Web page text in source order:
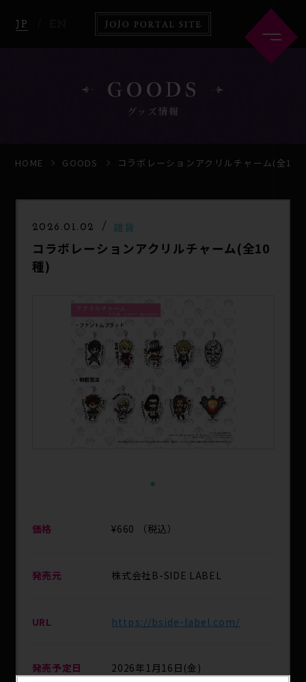
JP
HOME ABOUT
SPECIAL
GOODS
グッズ情報
HOME GOODS コラボレーションアクリルチャーム(全10
2026.01.02 雑貨
コラボレーションアクリルチャーム(全10
種)
1
価格 ¥660 （税込）
発売元 株式会社B-SIDE LABEL
URL https://bside-label.com/
発売予定日 2026年1月16日(金)